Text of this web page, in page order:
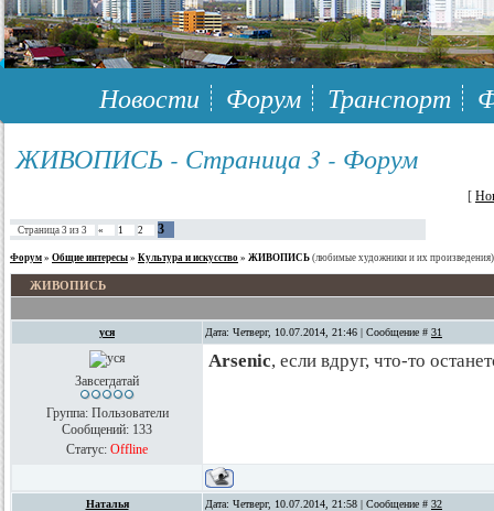
117148, г.Москва, ЮЗАО, муниципальный район Южное Бутово
Новости Форум Транспорт
ЖИВОПИСЬ - Страница 3 - Форум
[
Страница 3 из 3 « 1 2 3
Форум » Общие интересы » Культура и искусство » ЖИВОПИСЬ (любимые художники и их произведения)
ЖИВОПИСЬ
уся Дата: Четверг, 10.07.2014, 21:46 | Сообщение # 31
Завсегдатай
Группа: Пользователи
Сообщений: 133
Статус: Offline
Arsenic, если вдруг, что-то
Наталья Дата: Четверг, 10.07.2014, 21:58 | Сообщение # 32